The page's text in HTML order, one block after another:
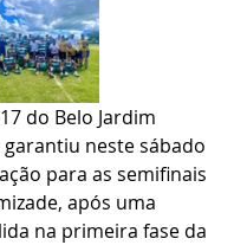
do Belo Jardim
neste sábado
para as semifinais
após uma
na primeira fase da